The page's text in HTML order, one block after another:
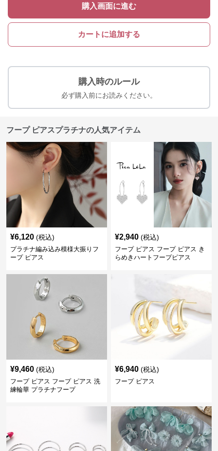
購入画面に進む
カートに追加する
購入時のルール
必ず購入前にお読みください。
フープ ピアスプラチナの人気アイテム
¥6,120 (税込)
プラチナ編み込み模様大振りフ
ープ ピアス
¥2,940 (税込)
フープ ピアス フープ ピアス き
らめきハートフープピアス
¥9,460 (税込)
フープ ピアス フープ ピアス 洗
練輪華 プラチナフープ
¥6,940 (税込)
フープ ピアス